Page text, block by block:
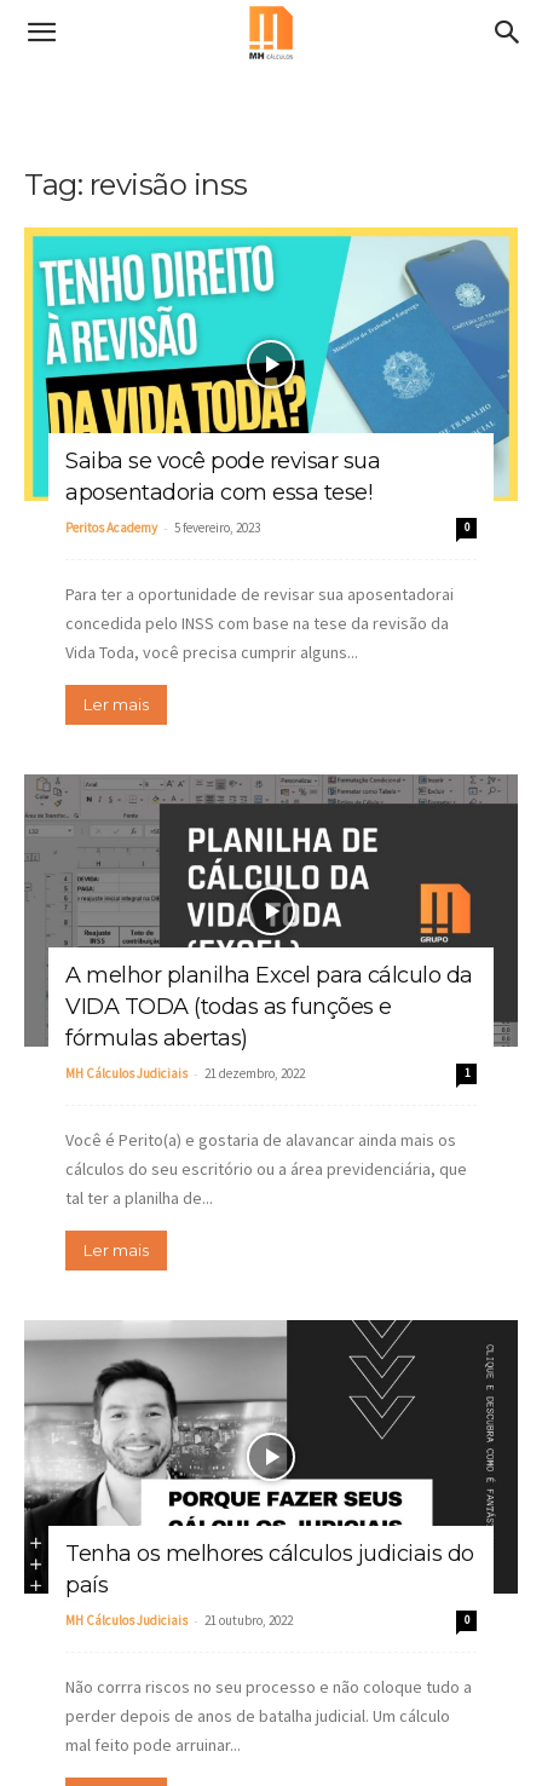
Tag: revisão inss
Saiba se você pode revisar sua
aposentadoria com essa tese!
Peritos Academy - 5 fevereiro, 2023 0
Para ter a oportunidade de revisar sua aposentadorai
concedida pelo INSS com base na tese da revisão da
Vida Toda, você precisa cumprir alguns...
Ler mais
A melhor planilha Excel para cálculo da
VIDA TODA (todas as funções e
fórmulas abertas)
MH Cálculos Judiciais - 21 dezembro, 2022 1
Você é Perito(a) e gostaria de alavancar ainda mais os
cálculos do seu escritório ou a área previdenciária, que
tal ter a planilha de...
Ler mais
Tenha os melhores cálculos judiciais do
país
MH Cálculos Judiciais - 21 outubro, 2022 0
Não corrra riscos no seu processo e não coloque tudo a
perder depois de anos de batalha judicial. Um cálculo
mal feito pode arruinar...